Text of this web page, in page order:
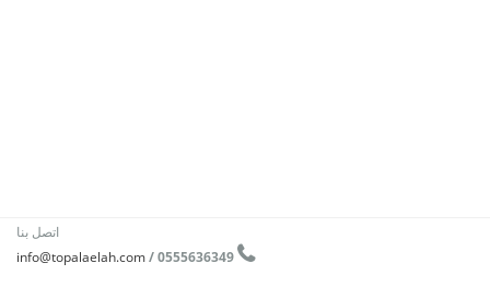
اتصل بنا
info@topalaelah.com